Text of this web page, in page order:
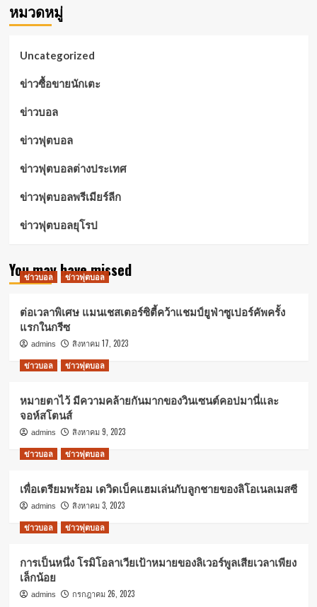
หมวดหมู่
Uncategorized
ข่าวซื้อขายนักเตะ
ข่าวบอล
ข่าวฟุตบอล
ข่าวฟุตบอลต่างประเทศ
ข่าวฟุตบอลพรีเมียร์ลีก
ข่าวฟุตบอลยุโรป
You may have missed
ข่าวบอล ข่าวฟุตบอล
ต่อเวลาพิเศษ แมนเชสเตอร์ซิตี้คว้าแชมป์ยูฟ่าซูเปอร์คัพครั้ง
แรกในกรีซ
admins
สิงหาคม 17, 2023
ข่าวบอล
ข่าวฟุตบอล
หมายตาไว้ มีความคล้ายกันมากของวินเซนต์คอปมานี่และ
จอห์สโตนส์
admins
สิงหาคม 9, 2023
ข่าวบอล
ข่าวฟุตบอล
เพื่อเตรียมพร้อม เดวิดเบ็คแฮมเล่นกับลูกชายของลิโอเนลเมสซี
admins
สิงหาคม 3, 2023
ข่าวบอล
ข่าวฟุตบอล
การเป็นหนึ่ง โรมิโอลาเวียเป้าหมายของลิเวอร์พูลเสียเวลาเพียง
เล็กน้อย
admins กรกฎาคม 26, 2023